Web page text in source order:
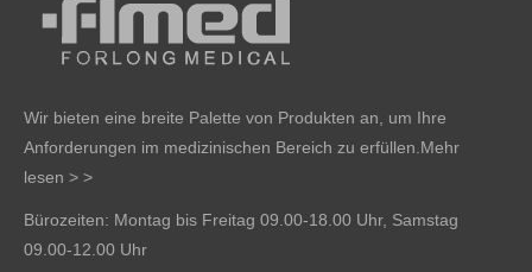
Wir bieten eine breite Palette von Produkten an, um Ihre
Anforderungen im medizinischen Bereich zu erfüllen. Mehr
lesen > >
Bürozeiten: Montag bis Freitag 09.00-18.00 Uhr, Samstag
09.00-12.00 Uhr